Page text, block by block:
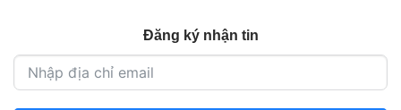
Đăng ký nhận tin